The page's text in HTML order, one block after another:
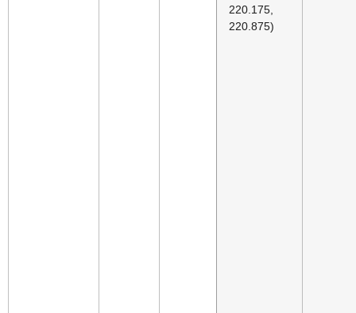
220.175,
220.875)